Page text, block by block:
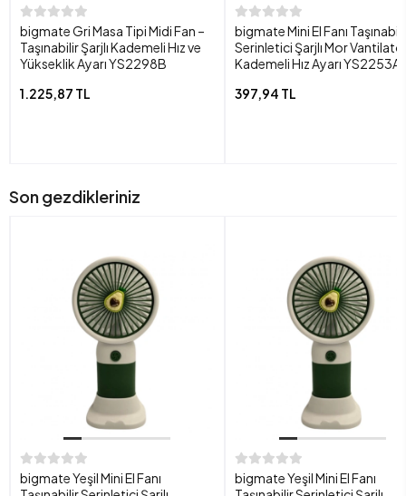
bigmate Gri Masa Tipi Midi Fan –
Taşınabilir Şarjlı Kademeli Hız ve
Yükseklik Ayarı YS2298B
1.225,87 TL
bigmate Mini El Fanı
Serinletici Şarjlı Mor
Kademeli Hız Ayarı YS2253A
397,94 TL
Son gezdikleriniz
bigmate Yeşil Mini El Fanı
bigmate Yeşil Mini El Fanı